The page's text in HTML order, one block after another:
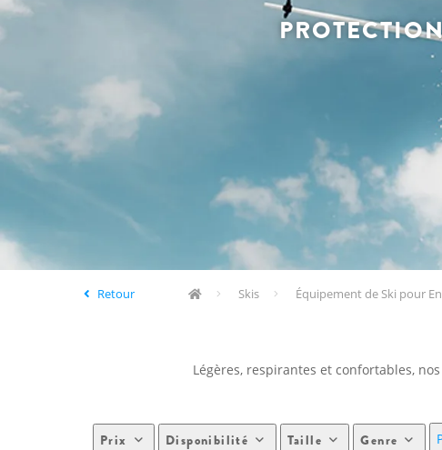
Retour Skis Équipement de Ski pour
Légères, respirantes et confortables,
Prix Disponibilité Taille Genre